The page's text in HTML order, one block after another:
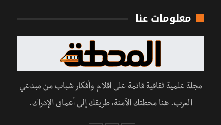
معلومات عنا
مجلة علمية ثقافية قائمة على أقلام وأفكار شباب من مبدعي
العرب. هنا محطتك الآمنة، طريقك إلى أعماق الإدراك.